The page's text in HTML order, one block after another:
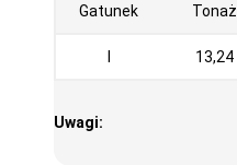
Gatunek Tonaż
13,24
Uwagi: